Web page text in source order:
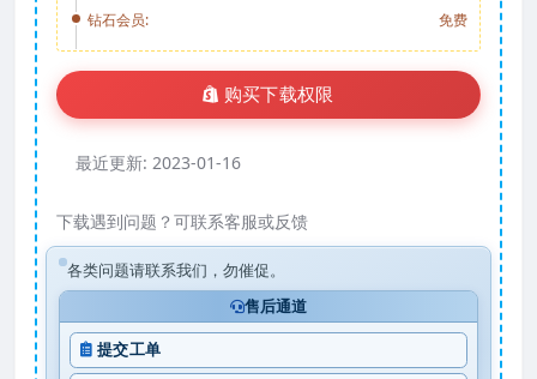
钻石会员:
免费
购买下载权限
最近更新: 2023-01-16
下载遇到问题？可联系客服或反馈
各类问题请联系我们，勿催促。
售后通道
提交工单